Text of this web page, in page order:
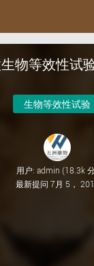
物等效性试
生物等效性试验
用户: admin (18.3k
最新提问 7月 5，